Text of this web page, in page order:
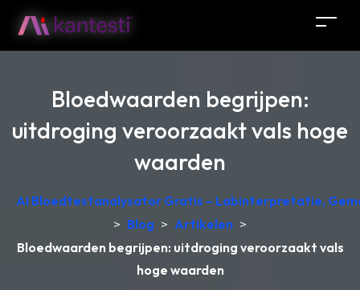
Bloedwaarden begrijpen:
uitdroging veroorzaakt vals hoge
waarden
AI Bloedtestanalysator Gratis – Labinterpretatie,
> Blog > Artikelen >
Bloedwaarden begrijpen: uitdroging veroorzaakt vals
hoge waarden